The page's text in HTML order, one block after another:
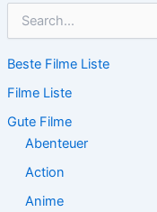
h
n
n
Beste Filme Liste
Filme Liste
Gute Filme
Abenteuer
Action
Anime